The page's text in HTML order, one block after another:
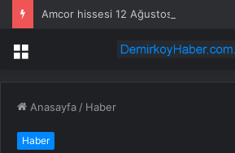
Menü
Anasayfa / Haber
Haber